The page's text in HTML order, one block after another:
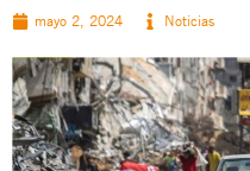
mayo 2, 2024 Noticias